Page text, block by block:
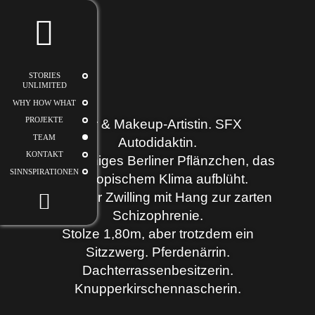
UNLIMITED
STORIES
UNLIMITED
WHY HOW WHAT
PROJEKTE
TEAM
KONTAKT
SINNSPIRATIONEN
Hair & Makeup-Artistin. SFX
Autodidaktin.
Tolpatschiges Berliner Pflänzchen, das
bei tropischem Klima aufblüht.
Typischer Zwilling mit Hang zur zarten
Schizophrenie.
Stolze 1,80m, aber trotzdem ein
Sitzzwerg. Pferdenärrin.
Dachterrassenbesitzerin.
Knupperkirschennascherin.